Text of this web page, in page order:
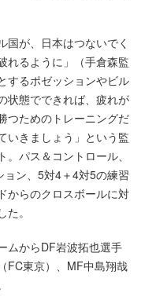
国が、日本はつないでく
れるように」（手倉森監
するポゼッションやビル
状態でできれば、疲れが
つためのトレーニングだ
いきましょう」という監
パス＆コントロール、
ン、5対4＋4対5の練習
からのクロスボールに対
。
ムからDF岩波拓也選手
FC東京）、MF中島翔哉